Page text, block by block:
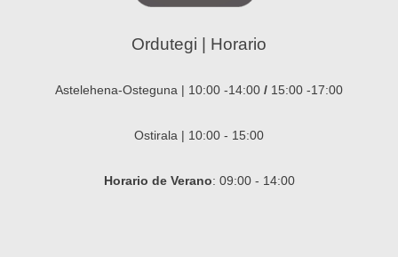
Ordutegi | Horario
Astelehena-Osteguna | 10:00 -14:00 / 15:00 -17:00
Ostirala | 10:00 - 15:00
Horario de Verano: 09:00 - 14:00